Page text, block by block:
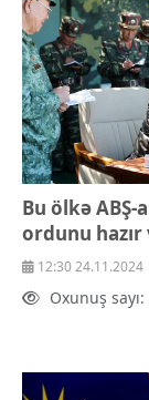
Bu ölkə ABŞ-
ordunu
12:30 24.11.2024
Oxunuş